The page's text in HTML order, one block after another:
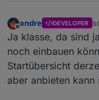
Offline
andre DEVELOPER
Ja klasse, da sind
noch einbauen
Startübersicht
aber anbieten kann